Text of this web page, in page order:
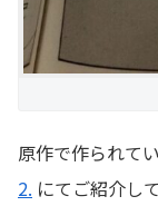
原作で作られて
2. にてご紹介し